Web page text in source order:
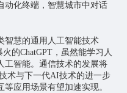
化终端， 智慧城市中对话
智慧的通用人工智能技术
的ChatGPT，虽然能学习人
工智能。通信技术的发展将
术与下一代AI技术的进一步
应用场景有望加速实现。